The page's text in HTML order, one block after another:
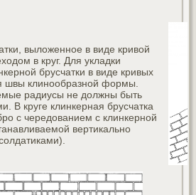
выложенное в виде кривой
в круг. Для укладки
брусчатки в виде кривых
швы клинообразной формы.
радиусы не должны быть
В круге клинкерная брусчатка
с чередованием с клинкерной
вертикально